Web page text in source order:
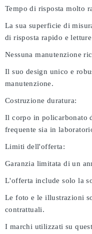
Tempo di risposta molto
La sua superficie di
di risposta rapido e
Nessuna manutenzione
Il suo design unico e
manutenzione.
Costruzione duratura:
Il corpo in policarbonato
frequente sia in
Limiti dell'offerta:
Garanzia limitata di un
L'offerta include solo la
Le foto e le illustrazioni
contrattuali.
I marchi utilizzati su